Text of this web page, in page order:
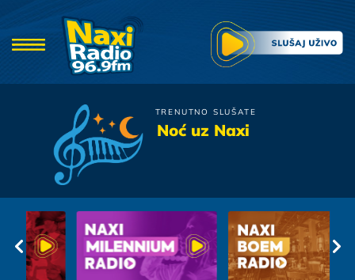
TRENUTNO SLUŠATE
Noć uz NaxiNina Badric